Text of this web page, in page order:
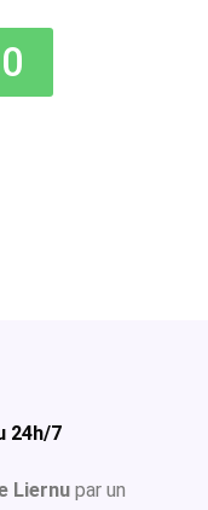
24h/7
Liernu par un